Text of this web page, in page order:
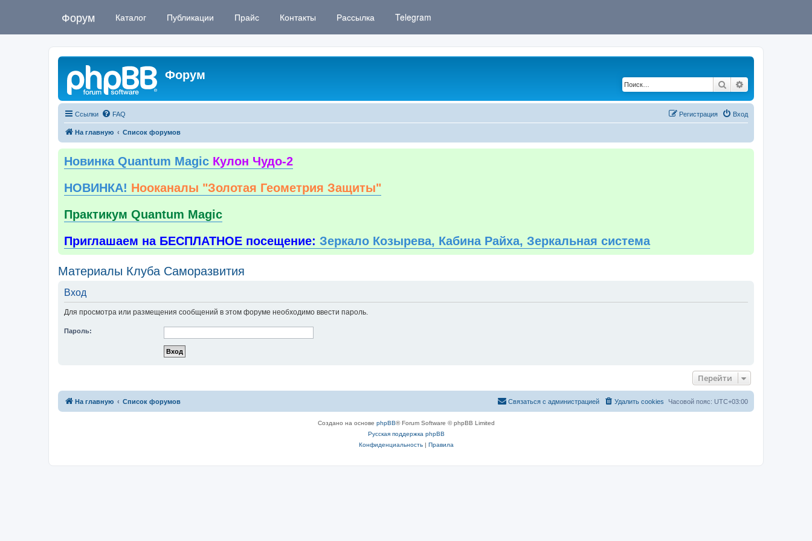
Форум Каталог Публикации Прайс Контакты Рассылка Telegram
Форум
Поиск
Ссылки FAQ Вход
Регистрация
На главную Список форумов
Новинка Quantum Magic Кулон Чудо-2
НОВИНКА! Нооканалы "Золотая Геометрия Защиты"
Практикум Quantum Magic
Приглашаем на БЕСПЛАТНОЕ посещение: Зеркало Козырева, Кабина Райха, Зеркальная система
Материалы Клуба Саморазвития
Вход
Для просмотра или размещения сообщений в этом форуме необходимо ввести пароль.
Пароль:
Перейти
На главную Список форумов Часовой пояс: UTC+03:00
Удалить cookies
Связаться с администрацией
Создано на основе phpBB® Forum Software © phpBB Limited
Русская поддержка phpBB
Конфиденциальность| Правила